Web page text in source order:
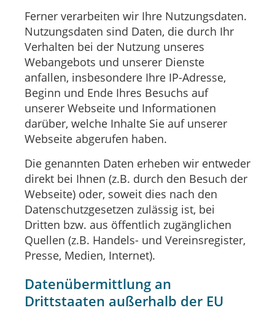
Ferner verarbeiten wir Ihre Nutzungsdaten.
Nutzungsdaten sind Daten, die durch Ihr
Verhalten bei der Nutzung unseres
Webangebots und unserer Dienste
anfallen, insbesondere Ihre IP-Adresse,
Beginn und Ende Ihres Besuchs auf
unserer Webseite und Informationen
darüber, welche Inhalte Sie auf unserer
Webseite abgerufen haben.
Die genannten Daten erheben wir entweder
direkt bei Ihnen (z.B. durch den Besuch der
Webseite) oder, soweit dies nach den
Datenschutzgesetzen zulässig ist, bei
Dritten bzw. aus öffentlich zugänglichen
Quellen (z.B. Handels- und Vereinsregister,
Presse, Medien, Internet).
Datenübermittlung an
Drittstaaten außerhalb der EU